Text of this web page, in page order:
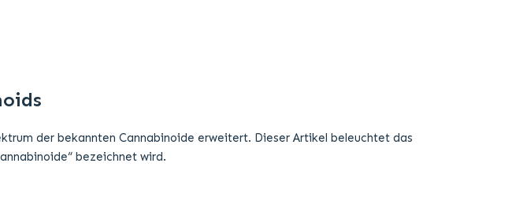
ab. In vielen Ländern fällt es unter die gleichen Regelungen wie THC.